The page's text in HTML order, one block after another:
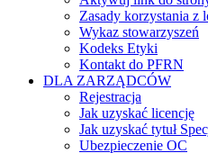
Zasady korzystania z
Wykaz stowarzyszeń
Kodeks Etyki
Kontakt do PFRN
DLA ZARZĄDCÓW
Rejestracja
Jak uzyskać licencję
Jak uzyskać tytuł
Ubezpieczenie OC